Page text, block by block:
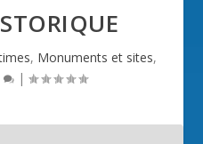
, Monuments et sites,
|